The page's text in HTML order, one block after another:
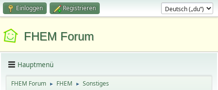
Einloggen Registrieren
FHEM Forum
Hauptmenü
FHEM Forum ► FHEM ► Sonstiges